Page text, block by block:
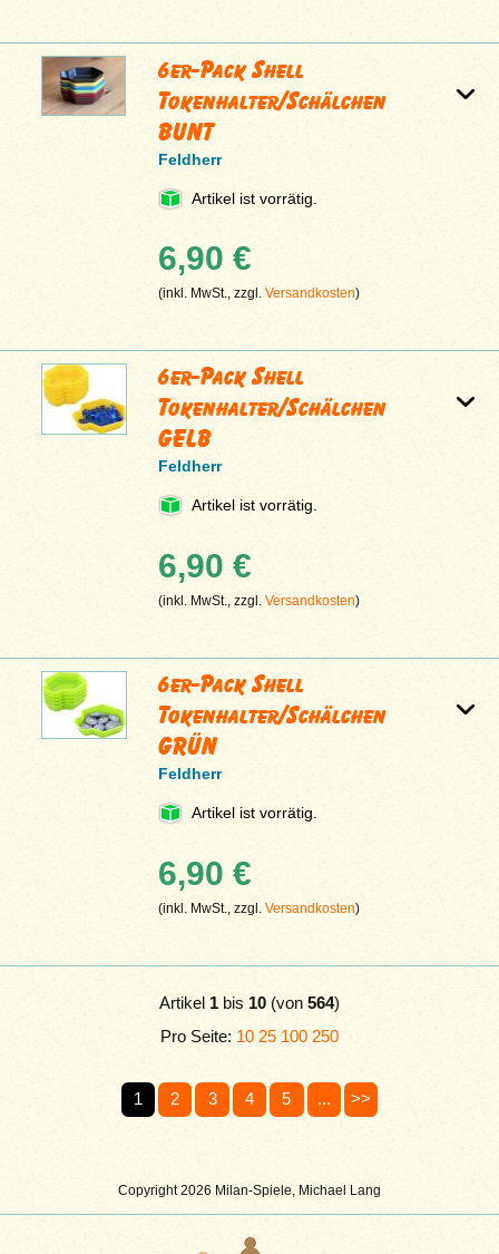
Copyright 2026 Milan-Spiele, Michael Lang
6er-Pack Shell
Tokenhalter/Schälchen
BUNT
Feldherr
Artikel ist vorrätig.
6,90 €
(inkl. MwSt., zzgl.Versandkosten)
6er-Pack Shell
Tokenhalter/Schälchen
GELB
Feldherr
Artikel ist vorrätig.
6,90 €
(inkl. MwSt., zzgl.Versandkosten)
6er-Pack Shell
Tokenhalter/Schälchen
GRÜN
Feldherr
Artikel ist vorrätig.
6,90 €
(inkl. MwSt., zzgl.Versandkosten)
Artikel 1 bis 10 (von 564)
Pro Seite: 10 25 100 250
1 2 3 4 5 ... >>